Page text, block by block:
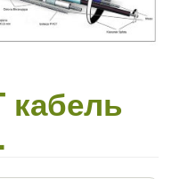
кабель